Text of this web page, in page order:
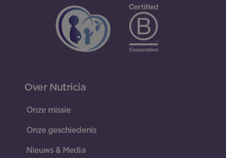
Over Nutricia
Onze missie
Onze geschiedenis
Nieuws & Media